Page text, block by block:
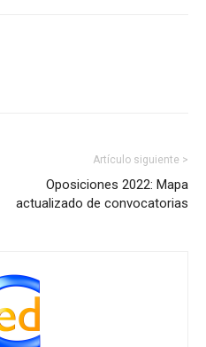
Artículo siguiente >
Oposiciones 2022: Mapa
actualizado de convocatorias